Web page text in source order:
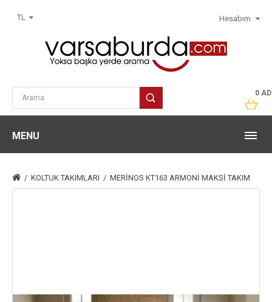
0
Hesabım
TL
MENU
KOLTUK TAKIMLARI MERİNOS KT163 ARMONİ MAKSİ TAKIM